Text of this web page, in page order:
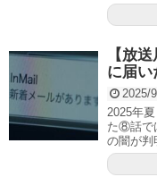
【放
に届い
2025/
2025年
た⑧話で
の闇が判